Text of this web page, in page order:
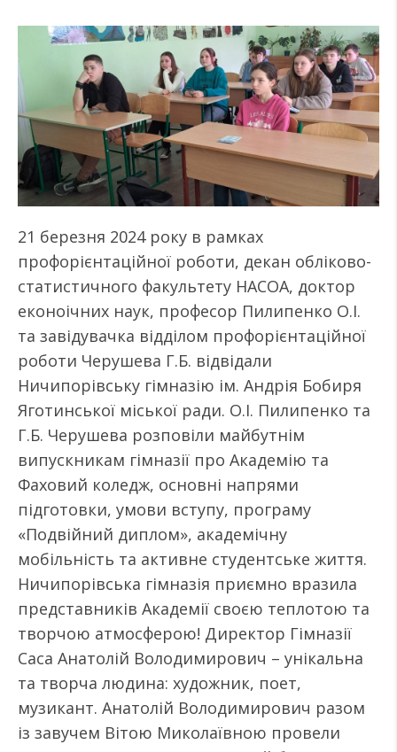
21 березня 2024 року в рамках
профорієнтаційної роботи, декан обліково-
статистичного факультету НАСОА, доктор
еконоічних наук, професор Пилипенко О.І.
та завідувачка відділом профорієнтаційної
роботи Черушева Г.Б. відвідали
Ничипорівську гімназію ім. Андрія Бобиря
Яготинської міської ради. О.І. Пилипенко та
Г.Б. Черушева розповіли майбутнім
випускникам гімназії про Академію та
Фаховий коледж, основні напрями
підготовки, умови вступу, програму
«Подвійний диплом», академічну
мобільність та активне студентське життя.
Ничипорівська гімназія приємно вразила
представників Академії своєю теплотою та
творчою атмосферою! Директор Гімназії
Саса Анатолій Володимирович – унікальна
та творча людина: художник, поет,
музикант. Анатолій Володимирович разом
із завучем Вітою Миколаївною провели